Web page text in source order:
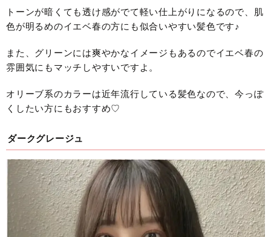
トーンが暗くても透け感がでて軽い仕上がりになるので、肌
色が明るめのイエベ春の方にも似合いやすい髪色です♪
また、グリーンには爽やかなイメージもあるのでイエベ春の
雰囲気にもマッチしやすいですよ。
オリーブ系のカラーは近年流行している髪色なので、今っぽ
くしたい方にもおすすめ♡
ダークグレージュ